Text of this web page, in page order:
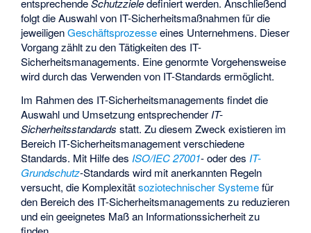
folgt die Auswahl von IT-Sicherheitsmaßnahmen für die
jeweiligenGeschäftsprozesseeines Unternehmens. Dieser
Vorgang zählt zu den Tätigkeiten des IT-
Sicherheitsmanagements. Eine genormte Vorgehensweise
wird durch das Verwenden von IT-Standards ermöglicht.
Im Rahmen des IT-Sicherheitsmanagements findet die
Auswahl und Umsetzung entsprechenderIT-
Sicherheitsstandards statt. Zu diesem Zweck existieren im
Bereich IT-Sicherheitsmanagement verschiedene
Standards. Mit Hilfe desISO/IEC 27001- oder desIT-
Grundschutz-Standards wird mit anerkannten Regeln
versucht, die Komplexitätsoziotechnischer Systemefür
den Bereich des IT-Sicherheitsmanagements zu reduzieren
und ein geeignetes Maß an Informationssicherheit zu